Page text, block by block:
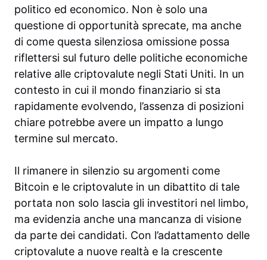
politico ed economico. Non è solo una
questione di opportunità sprecate, ma anche
di come questa silenziosa omissione possa
riflettersi sul futuro delle politiche economiche
relative alle criptovalute negli Stati Uniti. In un
contesto in cui il mondo finanziario si sta
rapidamente evolvendo, l’assenza di posizioni
chiare potrebbe avere un impatto a lungo
termine sul mercato.
Il rimanere in silenzio su argomenti come
Bitcoin e le criptovalute in un dibattito di tale
portata non solo lascia gli investitori nel limbo,
ma evidenzia anche una mancanza di visione
da parte dei candidati. Con l’adattamento delle
criptovalute a nuove realtà e la crescente